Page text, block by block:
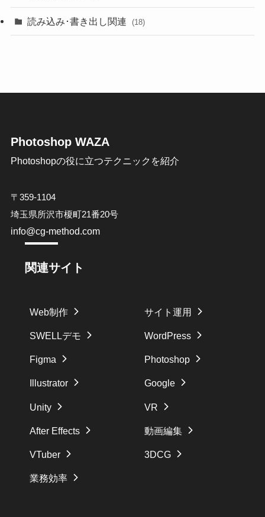
読み込み･書き出し関連 (18)
Photoshop WAZA
Photoshopの役に立つテクニックを紹介
〒359-1104
埼玉県所沢市榎町21番20号
info@cg-method.com
関連サイト
Web制作 サイト運用
SWELLデモ WordPress
Figma Photoshop
Illustrator Google
Unity VR
After Effects 動画編集
VTuber 3DCG
業務効率